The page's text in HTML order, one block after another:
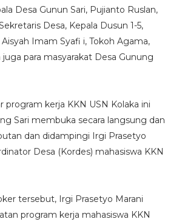
Desa Gunun Sari, Pujianto Ruslan,
Desa, Kepala Dusun 1-5,
Aisyah Imam Syafi i, Tokoh Agama,
juga para masyarakat Desa Gunung
program kerja KKN USN Kolaka ini
Sari membuka secara langsung dan
dan didampingi Irgi Prasetyo
Desa (Kordes) mahasiswa KKN
tersebut, Irgi Prasetyo Marani
program kerja mahasiswa KKN